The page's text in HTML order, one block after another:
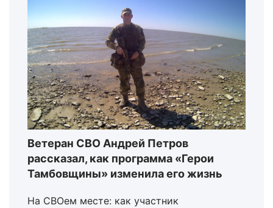
Ветеран СВО Андрей Петров
рассказал, как программа «Герои
Тамбовщины» изменила его жизнь
На СВОем месте: как участник